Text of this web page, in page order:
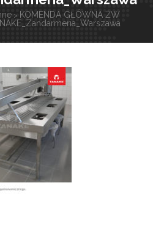
> KOMENDA GŁÓWNA ŻW